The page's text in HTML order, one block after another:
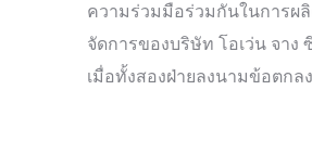
ความร่วมมือร่วมกันในการผ
จัดการของบริษัท โอเว่น จา
เมื่อทั้งสองฝ่ายลงนามข้อตกล